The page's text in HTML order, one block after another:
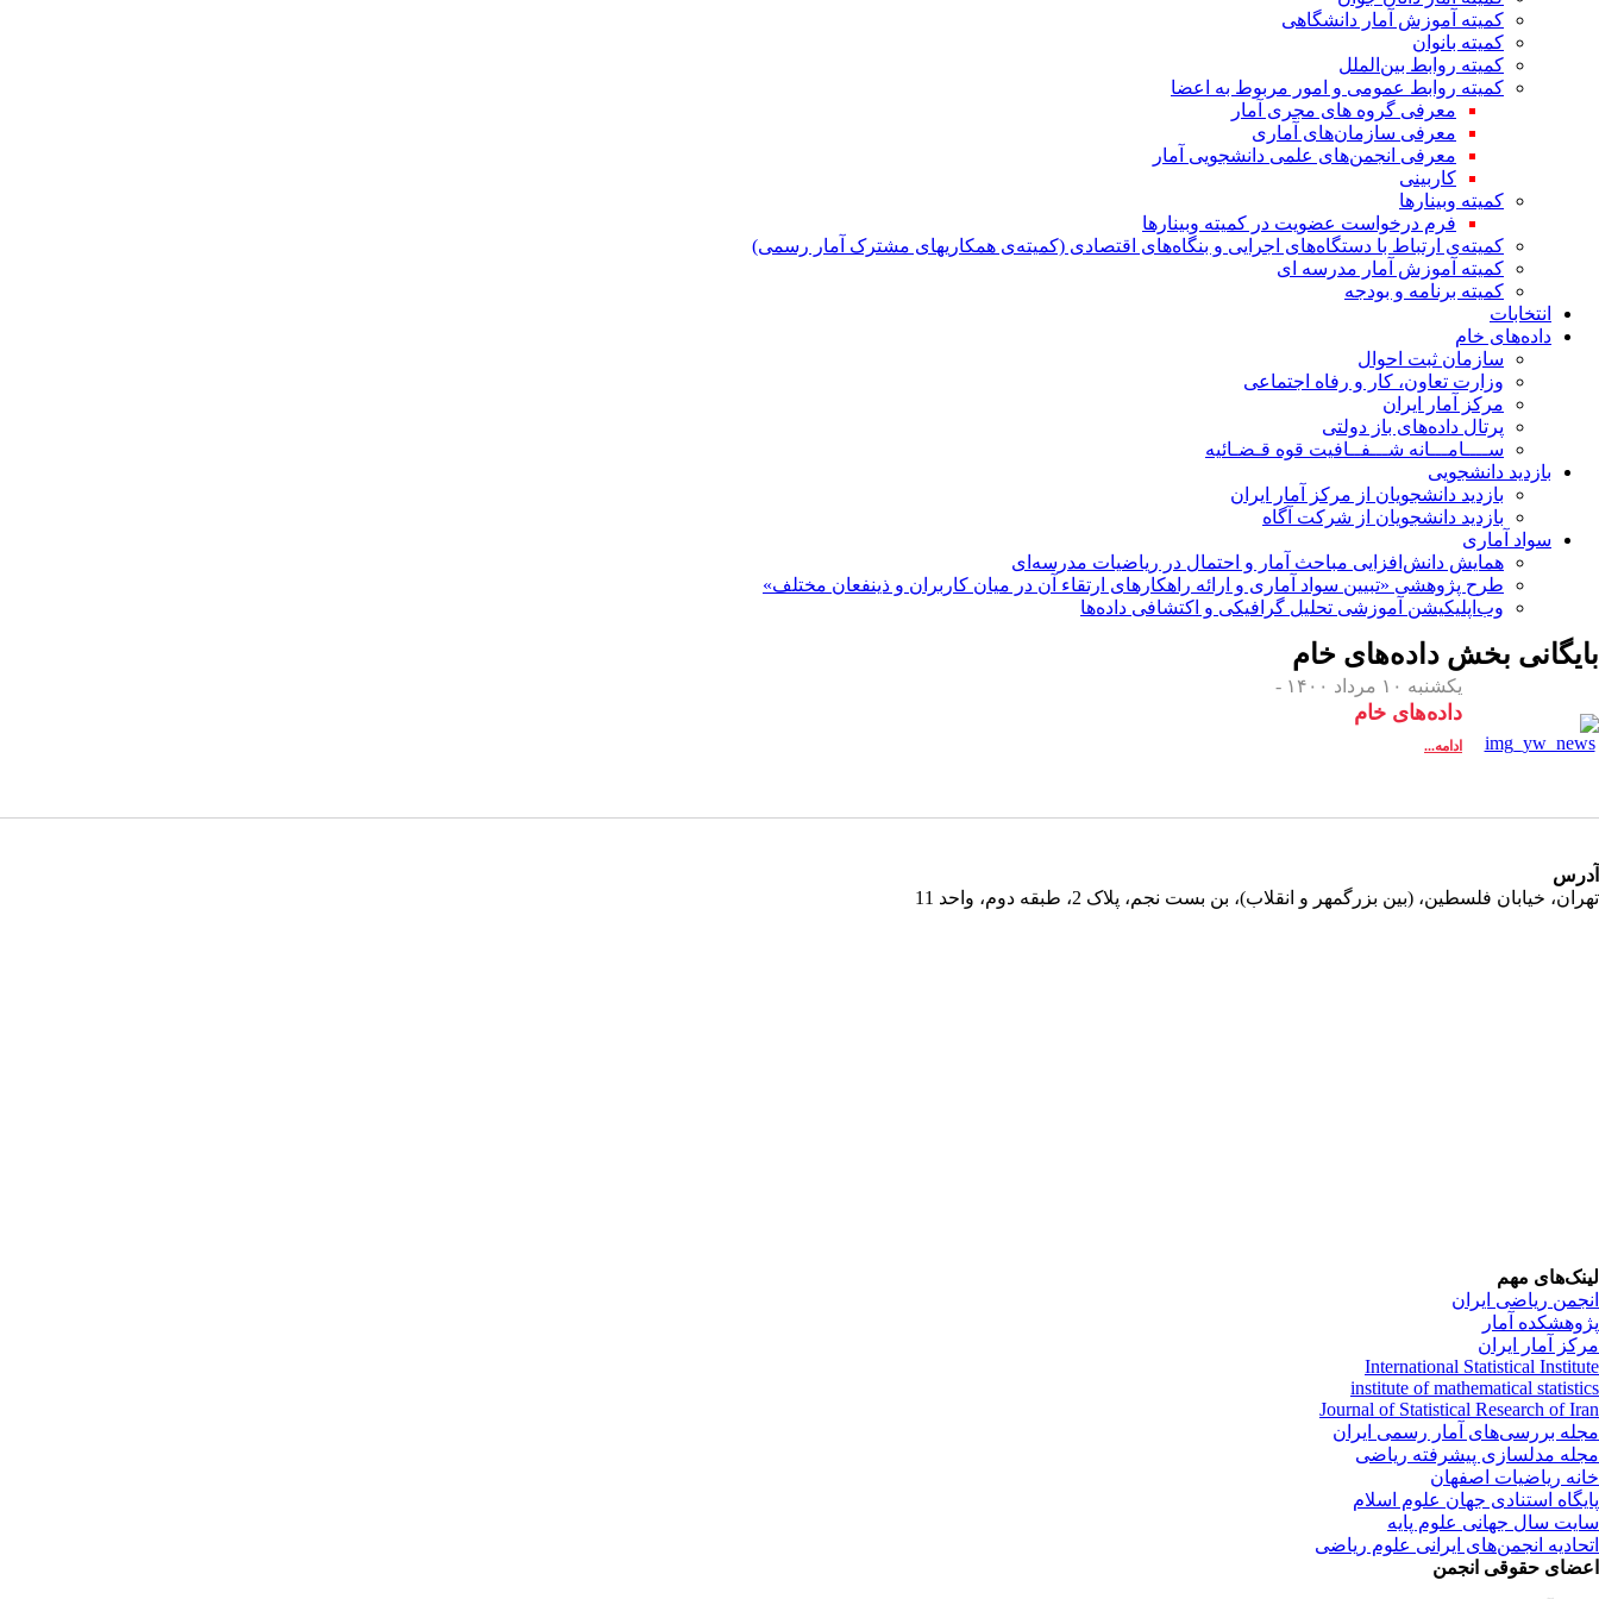
کمیته آموزش آمار دانشگاهی
کمیته بانوان
کمیته روابط بین‌الملل
کمیته روابط عمومی و امور مربوط به اعضا
معرفی گروه های مجری آمار
معرفی سازمان‌های آماری
معرفی انجمن‌های علمی دانشجویی آمار
کاربینی
کمیته وبینارها
فرم درخواست عضویت در کمیته وبینارها
کمیته‌ی ارتباط با دستگاه‌های اجرایی و بنگاه‌های اقتصادی (کمیته‌ی همکاریهای مشترک آمار رسمی)
کمیته آموزش آمار مدرسه ای
کمیته برنامه و بودجه
انتخابات
داده‌های خام
سازمان ثبت احوال
وزارت تعاون، کار و رفاه اجتماعی
مرکز آمار ایران
پرتال داده‌های باز دولتی
ســــامـــانه شـــفــافیت قوه قـضـائیه
بازدید دانشجویی
بازدید دانشجویان از مرکز آمار ایران
بازدید دانشجویان از شرکت آگاه
سواد آماری
همایش دانش‌افزایی مباحث آمار و احتمال در ریاضیات مدرسه‌ای
طرح پژوهشی «تبیین سواد آماری و ارائه راهکارهای ارتقاء آن در میان کاربران و ذینفعان مختلف»
وب‌اپلیکیشن آموزشی تحلیل گرافیکی و اکتشافی داده‌ها
بایگانی بخش داده‌های خام
یکشنبه ۱۰ مرداد ۱۴۰۰ -
داده‌های خام
ادامه...
آدرس
تهران، خیابان فلسطین، (بین بزرگمهر و انقلاب)، بن بست نجم، پلاک 2، طبقه دوم، واحد 11
لینک‌های مهم
انجمن ریاضی ایران
پژوهشکده آمار
مرکز آمار ایران
International Statistical Institute
institute of mathematical statistics
Journal of Statistical Research of Iran
مجله بررسی‌های آمار رسمی ایران
مجله مدلسازی پیشرفته ریاضی
خانه ریاضیات اصفهان
پایگاه استنادی جهان علوم اسلام
سایت سال جهانی علوم پایه
اتحادیه انجمن‌های ایرانی علوم ریاضی
اعضای حقوقی انجمن